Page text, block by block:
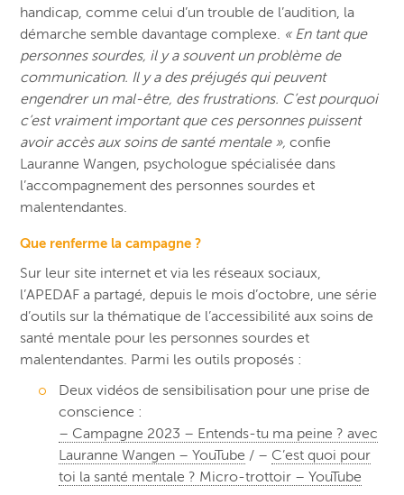
handicap, comme celui d’un trouble de l’audition, la
démarche semble davantage complexe. « En tant que
personnes sourdes, il y a souvent un problème de
communication. Il y a des préjugés qui peuvent
engendrer un mal-être, des frustrations. C’est pourquoi
c’est vraiment important que ces personnes puissent
avoir accès aux soins de santé mentale », confie
Lauranne Wangen, psychologue spécialisée dans
l’accompagnement des personnes sourdes et
malentendantes.
Que renferme la campagne ?
Sur leur site internet et via les réseaux sociaux,
l’APEDAF a partagé, depuis le mois d’octobre, une série
d’outils sur la thématique de l’accessibilité aux soins de
santé mentale pour les personnes sourdes et
malentendantes. Parmi les outils proposés :
Deux vidéos de sensibilisation pour une prise de
conscience :
– Campagne 2023 – Entends-tu ma peine ? avec
Lauranne Wangen – YouTube / – C’est quoi pour
toi la santé mentale ? Micro-trottoir – YouTube